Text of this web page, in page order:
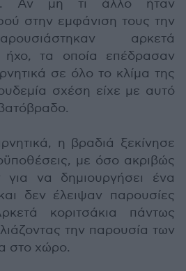
Αν μη τι άλλο ήταν
στην εμφάνιση τους την
αρκετά
ήχο, τα οποία επέδρασαν
σε όλο το κλίμα της
σχέση είχε με αυτό
η βραδιά ξεκίνησε
με όσο ακριβώς
για να δημιουργήσει ένα
δεν έλειψαν παρουσίες
κοριτσάκια πάντως
την παρουσία των
στο χώρο.